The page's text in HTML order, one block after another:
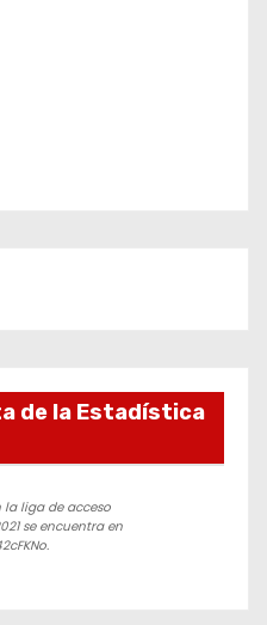
de la Estadística
la liga de acceso
se encuentra en